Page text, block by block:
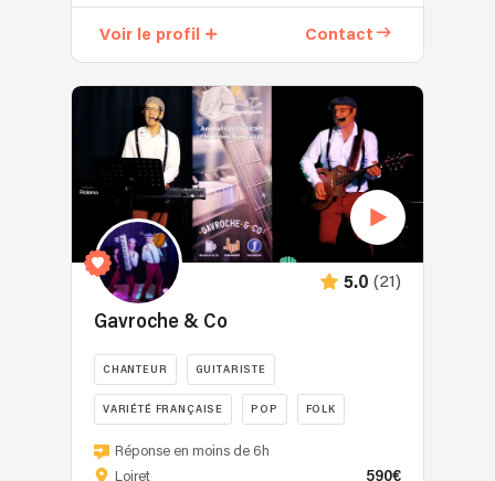
chanteuse
française
propose
prestations
adaptées
aux
événements
et
professionnels.
Forte
plus
Voir le profil Contact
5.0 (21)
Gavroche & Co
CHANTEUR GUITARISTE
VARIÉTÉ FRANÇAISE POP FOLK
Gavroche
&
Réponse en moins de 6h
Loiret
590€